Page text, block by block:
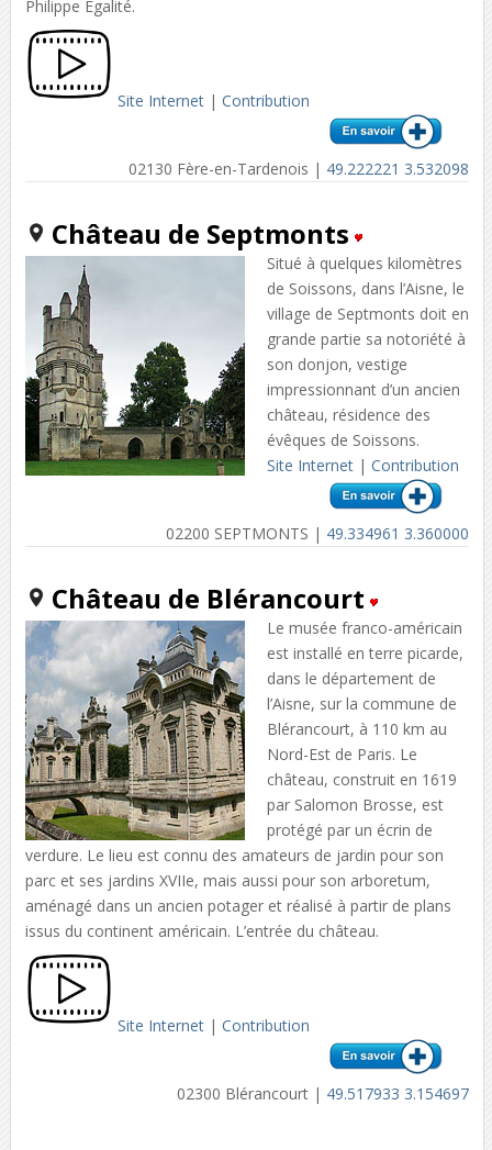
Philippe Égalité.
Site Internet| Contribution
02130 Fère-en-Tardenois | 49.222221 3.532098
Château de Septmonts
Situé à quelques kilomètres
de Soissons, dans l’Aisne, le
village de Septmonts doit en
grande partie sa notoriété à
son donjon, vestige
impressionnant d’un ancien
château, résidence des
évêques de Soissons.
Site Internet| Contribution
02200 SEPTMONTS | 49.334961 3.360000
Château de Blérancourt
Le musée franco-américain
est installé en terre picarde,
dans le département de
l’Aisne, sur la commune de
Blérancourt, à 110 km au
Nord-Est de Paris. Le
château, construit en 1619
par Salomon Brosse, est
protégé par un écrin de
verdure. Le lieu est connu des amateurs de jardin pour son
parc et ses jardins XVIIe, mais aussi pour son arboretum,
aménagé dans un ancien potager et réalisé à partir de plans
issus du continent américain. L’entrée du château.
Site Internet| Contribution
02300 Blérancourt | 49.517933 3.154697